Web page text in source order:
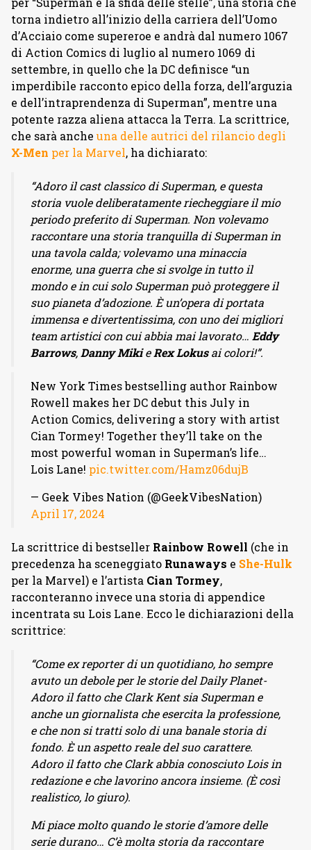
torna indietro all’inizio della carriera dell’Uomo
d’Acciaio come supereroe e andrà dal numero 1067
di Action Comics di luglio al numero 1069 di
settembre, in quello che la DC definisce “un
imperdibile racconto epico della forza, dell’arguzia
e dell’intraprendenza di Superman”, mentre una
potente razza aliena attacca la Terra. La scrittrice,
che sarà anche una delle autrici del rilancio degli
X-Men per la Marvel, ha dichiarato:
“Adoro il cast classico di Superman, e questa
storia vuole deliberatamente riecheggiare il mio
periodo preferito di Superman. Non volevamo
raccontare una storia tranquilla di Superman in
una tavola calda; volevamo una minaccia
enorme, una guerra che si svolge in tutto il
mondo e in cui solo Superman può proteggere il
suo pianeta d’adozione. È un’opera di portata
immensa e divertentissima, con uno dei migliori
team artistici con cui abbia mai lavorato… Eddy
Barrows,Danny MikieRex Lokusai colori!”.
New York Times bestselling author Rainbow
Rowell makes her DC debut this July in
Action Comics, delivering a story with artist
Cian Tormey! Together they’ll take on the
most powerful woman in Superman’s life…
Lois Lane! pic.twitter.com/Hamz06dujB
— Geek Vibes Nation (@GeekVibesNation)
April 17, 2024
La scrittrice di bestseller Rainbow Rowell (che in
precedenza ha sceneggiato Runaways e She-Hulk
per la Marvel) e l’artista Cian Tormey,
racconteranno invece una storia di appendice
incentrata su Lois Lane. Ecco le dichiarazioni della
scrittrice:
“Come ex reporter di un quotidiano, ho sempre
avuto un debole per le storie del Daily Planet-
Adoro il fatto che Clark Kent sia Superman e
anche un giornalista che esercita la professione,
e che non si tratti solo di una banale storia di
fondo. È un aspetto reale del suo carattere.
Adoro il fatto che Clark abbia conosciuto Lois in
redazione e che lavorino ancora insieme. (È così
realistico, lo giuro).
Mi piace molto quando le storie d’amore delle
serie durano… C’è molta storia da raccontare